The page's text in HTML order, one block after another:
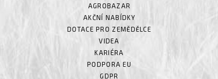
AGROBAZAR
AKČNÍ NABÍDKY
DOTACE PRO ZEMĚDĚLCE
VIDEA
KARIÉRA
PODPORA EU
GDPR